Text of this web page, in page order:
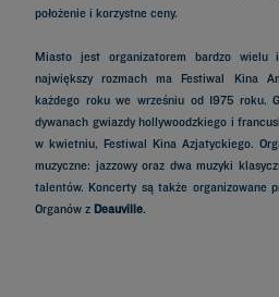
położenie i korzystne ceny.
Miasto jest organizatorem bardzo wielu
największy rozmach ma Festiwal Kina
każdego roku we wrześniu od 1975 roku.
dywanach gwiazdy hollywoodzkiego i
w kwietniu, Festiwal Kina Azjatyckiego.
muzyczne: jazzowy oraz dwa muzyki
talentów. Koncerty są także organizowane
Organów z Deauville.
Hotele w Paryz
Hotele w Strasburgu